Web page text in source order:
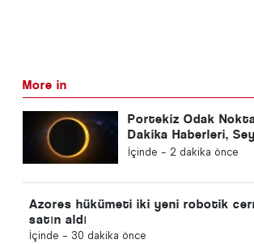
More in
Portekiz Odak
Dakika Haberleri,
Haberleri &
İçinde - 2 dakika önce
Azores hükümeti iki yeni robotik
satın aldı
İçinde - 30 dakika önce